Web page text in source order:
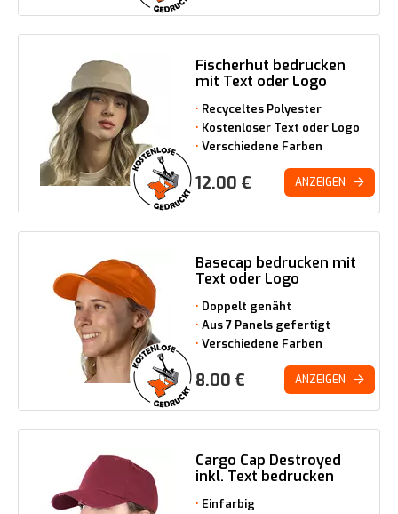
Fischerhut bedrucken
mit Text oder Logo
Recyceltes Polyester
Kostenloser Text oder Logo
Verschiedene Farben
12.00 € ANZEIGEN
Basecap bedrucken mit
Text oder Logo
Doppelt genäht
Aus 7 Panels gefertigt
Verschiedene Farben
8.00 € ANZEIGEN
Cargo Cap Destroyed
inkl. Text bedrucken
Einfarbig